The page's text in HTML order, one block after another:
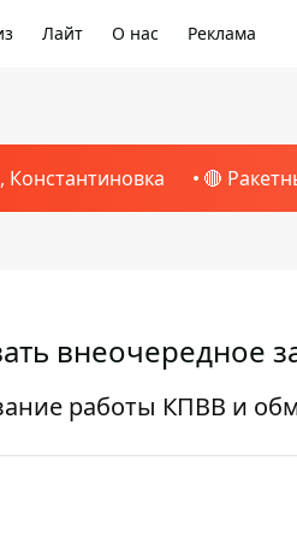
Лайт О нас Реклама
🔴
внеочередное
работы КПВВ и